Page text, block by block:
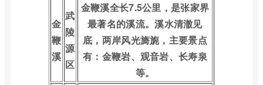
金
鞭
溪
武
陵
源
区
金鞭溪全长7.5公里，是张家界
最著名的溪流。溪水清澈见
底，两岸风光旖旎，主要景点
有：金鞭岩、观音岩、长寿泉
等。